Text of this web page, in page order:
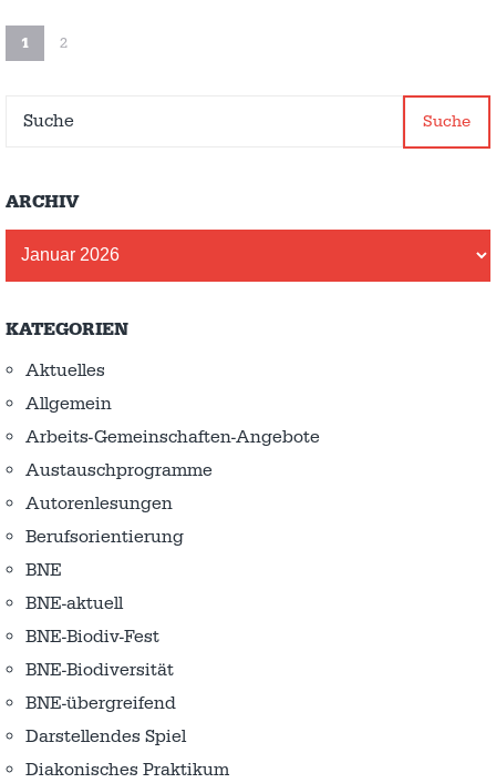
1 2
Suche
ARCHIV
KATEGORIEN
Aktuelles
Allgemein
Arbeits-Gemeinschaften-Angebote
Austausch­programme
Autorenlesungen
Berufsorientierung
BNE
BNE-aktuell
BNE-Biodiv-Fest
BNE-Biodiversität
BNE-übergreifend
Darstellendes Spiel
Diakonisches Praktikum